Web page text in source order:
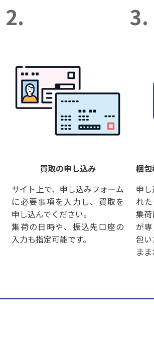
2.
買取の申し込み
サイト上で、申し込みフォーム
に必要事項を入力し、買取を
申し込んでください。
集荷の日時や、振込先口座の
入力も指定可能です。
3.
梱
申
れ
集
が
包
ま